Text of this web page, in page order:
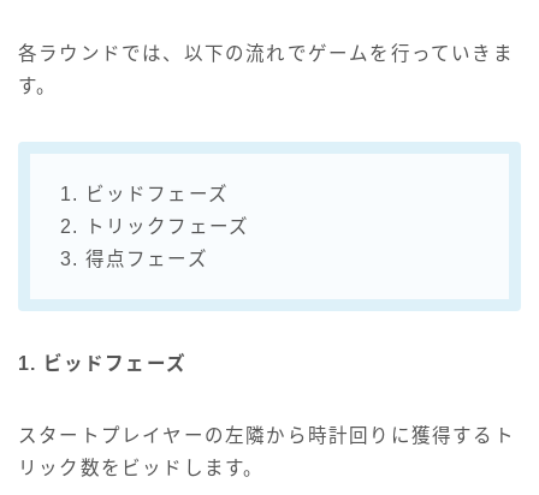
各ラウンドでは、以下の流れでゲームを行っていきま
す。
1. ビッドフェーズ
2. トリックフェーズ
3. 得点フェーズ
1. ビッドフェーズ
スタートプレイヤーの左隣から時計回りに獲得するト
リック数をビッドします。